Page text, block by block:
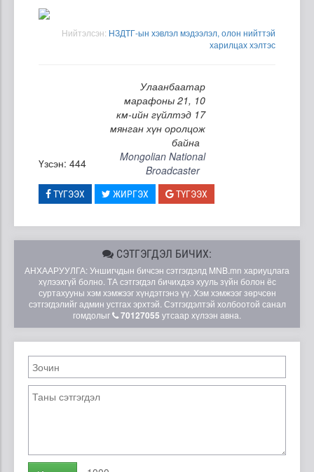
Нийтэлсэн: НЗДТГ-ын хэвлэл мэдээлэл, олон нийттэй
харилцах хэлтэс
Улаанбаатар
марафоны 21, 10
км-ийн гүйлтэд 17
мянган хүн оролцож
байна
Үзсэн: 444
Mongolian National
Broadcaster
ТҮГЭЭХ ЖИРГЭХ ТҮГЭЭХ
СЭТГЭГДЭЛ БИЧИХ:
АНХААРУУЛГА: Уншигчдын бичсэн сэтгэгдэлд MNB.mn хариуцлага
хүлээхгүй болно. ТА сэтгэгдэл бичихдээ хууль зүйн болон ёс
суртахууны хэм хэмжээг хүндэтгэнэ үү. Хэм хэмжээг зөрчсөн
сэтгэгдэлийг админ устгах эрхтэй. Сэтгэгдэлтэй холбоотой санал
гомдолыг
70127055 утсаар хүлээн авна.